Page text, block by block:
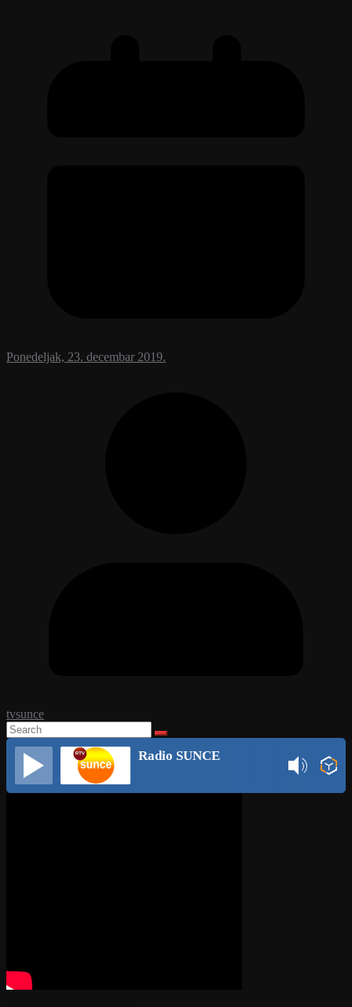
Ponedeljak, 23. decembar 2019.
tvsunce
Radio SUNCE